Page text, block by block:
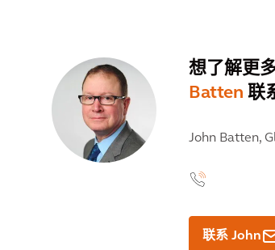
想了解更
Batten 联
John Batten,
联系 John